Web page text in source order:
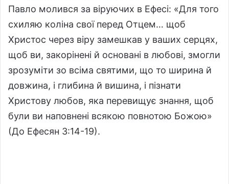
Павло молився за віруючих в Ефесі: «Для того
схиляю коліна свої перед Отцем… щоб
Христос через віру замешкав у ваших серцях,
щоб ви, закорінені й основані в любові, змогли
зрозуміти зо всіма святими, що то ширина й
довжина, і глибина й вишина, і пізнати
Христову любов, яка перевищує знання, щоб
були ви наповнені всякою повнотою Божою»
(До Ефесян 3:14-19).